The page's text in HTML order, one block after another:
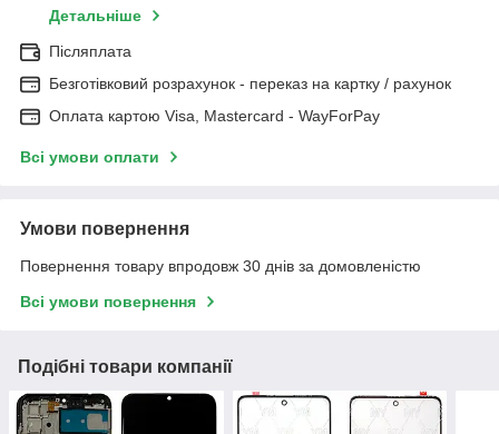
Детальніше
Післяплата
Безготівковий розрахунок - переказ на картку / рахунок
Оплата картою Visa, Mastercard - WayForPay
Всі умови оплати
Умови повернення
Повернення товару впродовж 30 днів за домовленістю
Всі умови повернення
Подібні товари компанії